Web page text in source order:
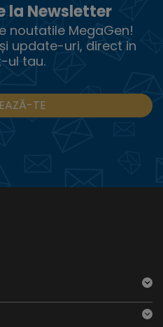
la Newsletter
noutatile MegaGen!
update-uri, direct in
ul tau.
TE